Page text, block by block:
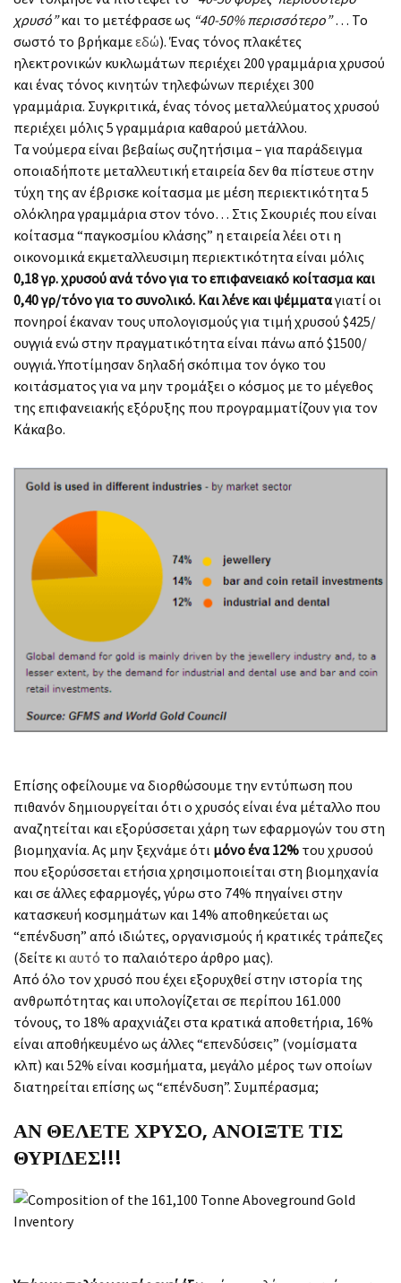
χρυσό”και το μετέφρασε ως “40-50% περισσότερο”… Το
σωστό το βρήκαμεεδώ). Ένας τόνος πλακέτες
ηλεκτρονικών κυκλωμάτων περιέχει 200 γραμμάρια χρυσού
και ένας τόνος κινητών τηλεφώνων περιέχει 300
γραμμάρια. Συγκριτικά, ένας τόνος μεταλλεύματος χρυσού
περιέχει μόλις 5 γραμμάρια καθαρού μετάλλου.
Τα νούμερα είναι βεβαίως συζητήσιμα – για παράδειγμα
οποιαδήποτε μεταλλευτική εταιρεία δεν θα πίστευε στην
τύχη της αν έβρισκε κοίτασμα με μέση περιεκτικότητα 5
ολόκληρα γραμμάρια στον τόνο… Στις Σκουριές που είναι
κοίτασμα “παγκοσμίου κλάσης” η εταιρεία λέει οτι η
οικονομικά εκμεταλλευσιμη περιεκτικότητα είναι μόλις
0,18 γρ. χρυσού ανά τόνο για το επιφανειακό κοίτασμα και
0,40 γρ/τόνο για το συνολικό. Και λένε και ψέμματαγιατί oι
πονηροί έκαναν τους υπολογισμούς για τιμή χρυσού $425/
ουγγιά ενώ στην πραγματικότητα είναι πάνω από $1500/
ουγγιά.Υποτίμησαν δηλαδή σκόπιμα τον όγκο του
κοιτάσματος για να μην τρομάξει ο κόσμος με το μέγεθος
της επιφανειακής εξόρυξης που προγραμματίζουν για τον
Κάκαβο.
Επίσης οφείλουμε να διορθώσουμε την εντύπωση που
πιθανόν δημιουργείται ότι ο χρυσός είναι ένα μέταλλο που
αναζητείται και εξορύσσεται χάρη των εφαρμογών του στη
βιομηχανία. Aς μην ξεχνάμε ότι μόνο ένα 12% του χρυσού
που εξορύσσεται ετήσια χρησιμοποιείται στη βιομηχανία
και σε άλλες εφαρμογές, γύρω στο 74% πηγαίνει στην
κατασκευή κοσμημάτων και 14% αποθηκεύεται ως
“επένδυση” από ιδιώτες, οργανισμούς ή κρατικές τράπεζες
(δείτε κιαυτό το παλαιότερο άρθρο μας).
Από όλο τον χρυσό που έχει εξορυχθεί στην ιστορία της
ανθρωπότητας και υπολογίζεται σε περίπου 161.000
τόνους, το 18% αραχνιάζει στα κρατικά αποθετήρια, 16%
είναι αποθήκευμένο ως άλλες “επενδύσεις” (νομίσματα
κλπ) και 52% είναι κοσμήματα, μεγάλο μέρος των οποίων
διατηρείται επίσης ως “επένδυση”. Συμπέρασμα;
ΑΝ ΘΕΛΕΤΕ ΧΡΥΣΟ, ΑΝΟΙΞΤΕ ΤΙΣ
ΘΥΡΙΔΕΣ!!!